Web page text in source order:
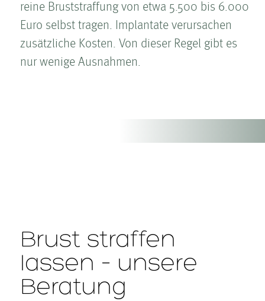
reine Brust­straffung von etwa 5.500 bis 6.000
Euro selbst tragen. Implantate verursachen
zusätzliche Kosten­. Von dieser Regel gibt es
nur wenige Ausnahmen.
Brust straffen
lassen – unsere
Beratung